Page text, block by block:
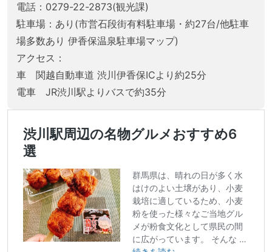
電話：0279-22-2873(観光課)
駐車場：あり(市営石段街有料駐車場・約27台/他駐車
場多数あり 伊香保温泉駐車場マップ)
アクセス：
車 関越自動車道 渋川伊香保ICより約25分
電車 JR渋川駅よりバスで約35分